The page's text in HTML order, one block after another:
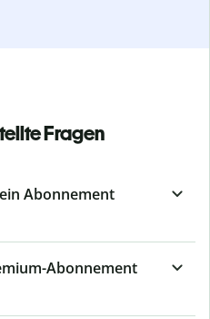
Fragen
Abonnement
Abonnement